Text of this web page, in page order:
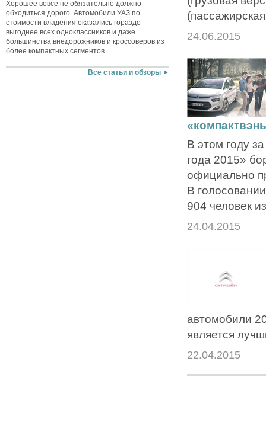
Хорошее вовсе не обязательно должно
обходиться дорого. Автомобили УАЗ по
стоимости владения оказались гораздо
выгоднее всех одноклассников и даже
большинства внедорожников и кроссоверов из
более компактных сегментов.
Все статьи и обзоры
24.06.2015
В этом году
года 2015»
официально
В
904 человек
24.04.2015
автомобили
является
22.04.2015